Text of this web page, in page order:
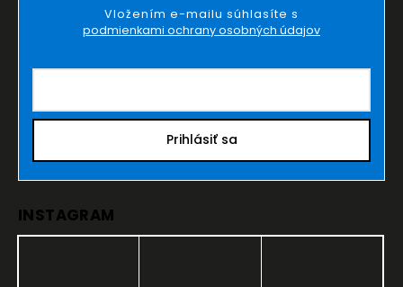
Vložením e-mailu súhlasíte s
podmienkami ochrany osobných údajov
Prihlásiť sa
INSTAGRAM